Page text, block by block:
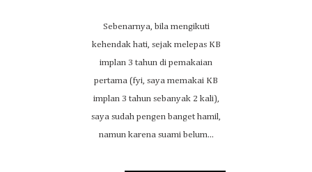
Sebenarnya, bila mengikuti
kehendak hati, sejak melepas KB
implan 3 tahun di pemakaian
pertama (fyi, saya memakai KB
implan 3 tahun sebanyak 2 kali),
saya sudah pengen banget hamil,
namun karena suami belum...